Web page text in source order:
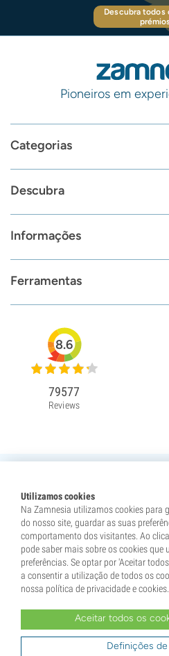
Descubra todos
Pioneiros em
Categorias
Descubra
Informações
Ferramentas
Utilizamos cookies
Na Zamnesia utilizamos cookies para
do nosso site, guardar as suas
comportamento dos visitantes. Ao
pode saber mais sobre os cookies que
preferências. Se optar por 'Aceitar
a consentir a utilização de todos os
nossa política de privacidade e cookies.
Aceitar todos os
Definições
8.6
79577
Reviews
* As sementes são vendidas como itens de
seu país de residência e que conhece a legislação
qualquer responsabilidade caso aja